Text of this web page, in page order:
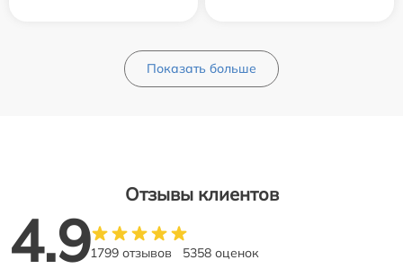
Показать больше
Отзывы клиентов
4.91799 отзывов 5358 оценок